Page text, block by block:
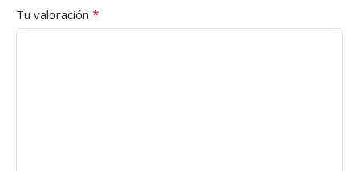
Tu valoración *